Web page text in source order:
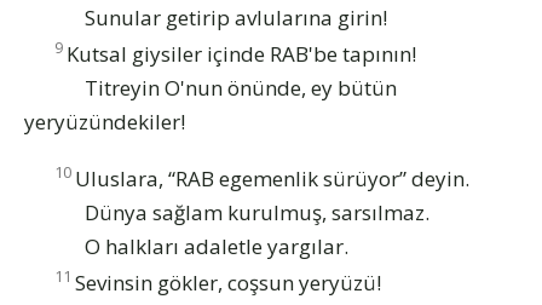
Sunular getirip avlularına girin!
9 Kutsal giysiler içinde RAB'be tapının!
Titreyin O'nun önünde, ey bütün
yeryüzündekiler!
10 Uluslara, “RAB egemenlik sürüyor” deyin.
Dünya sağlam kurulmuş, sarsılmaz.
O halkları adaletle yargılar.
11 Sevinsin gökler, coşsun yeryüzü!